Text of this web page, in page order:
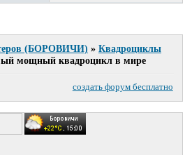
(БОРОВИЧИ) »Квадроциклы
мощный квадроцикл в мире
создать форум бесплатно